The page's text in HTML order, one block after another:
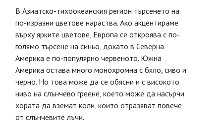
В Азиатско-тихоокеанския регион търсенето на
по-изразни цветове нараства. Ако акцентираме
върху ярките цветове, Европа се откроява с по-
голямо търсене на синьо, докато в Северна
Америка е по-популярно червеното. Южна
Америка остава много монохромна с бяло, сиво и
черно. Но това може да се обясни и с високото
ниво на слънчево греене, което може да насърчи
хората да вземат коли, които отразяват повече
от слънчевите лъчи.